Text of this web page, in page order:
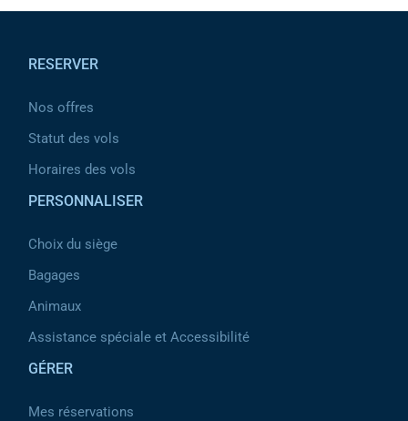
RESERVER
Nos offres
Statut des vols
Horaires des vols
PERSONNALISER
Choix du siège
Bagages
Animaux
Assistance spéciale et Accessibilité
GÉRER
Mes réservations